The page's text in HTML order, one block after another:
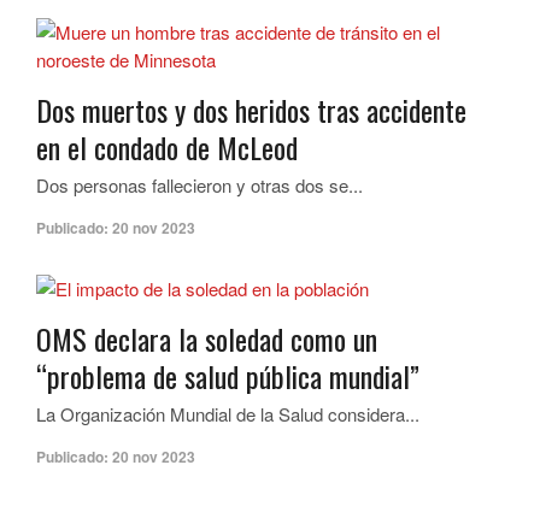
Dos muertos y dos heridos tras accidente
en el condado de McLeod
Dos personas fallecieron y otras dos se...
Publicado: 20 nov 2023
OMS declara la soledad como un
“problema de salud pública mundial”
La Organización Mundial de la Salud considera...
Publicado: 20 nov 2023